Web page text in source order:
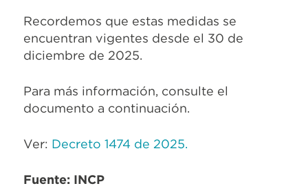
Recordemos que estas medidas se
encuentran vigentes desde el 30 de
diciembre de 2025.
Para más información, consulte el
documento a continuación.
Ver: Decreto 1474 de 2025.
Fuente: INCP